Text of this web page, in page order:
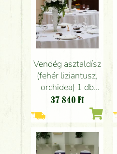
Vendég asztaldísz
(fehér liziantusz,
orchidea) 1 db
esküvő Gerbeaud
37 840 Ft